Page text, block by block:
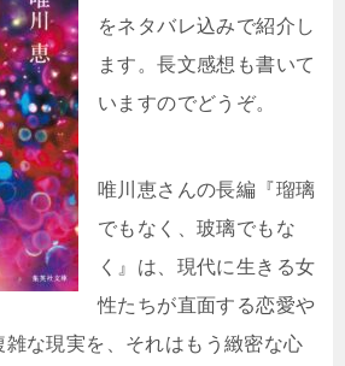
をネタバレ込みで紹介し
ます。長文感想も書いて
いますのでどうぞ。
唯川恵さんの長編『瑠璃
でもなく、玻璃でもな
く』は、現代に生きる女
性たちが直面する恋愛や
な現実を、それはもう緻密な心